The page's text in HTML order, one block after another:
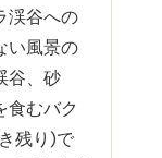
渓谷への
い風景の
谷、砂
食むバク
残り)で